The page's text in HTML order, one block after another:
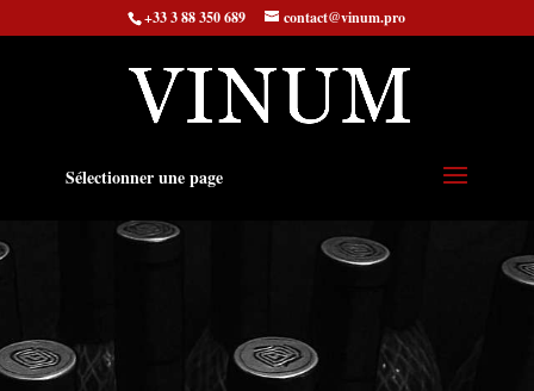
+33 3 88 350 689 contact@vinum.pro
Sélectionner une page